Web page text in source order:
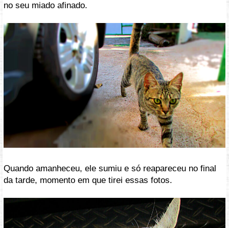
no seu miado afinado.
Quando amanheceu, ele sumiu e só reapareceu no final
da tarde, momento em que tirei essas fotos.